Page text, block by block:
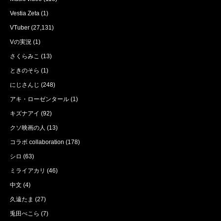
Vestia Zeta (1)
VTuber (27,131)
Vの実況 (1)
さくらみこ (13)
ときのそら (1)
にじさんじ (248)
アキ・ローゼンタール (1)
キズナアイ (92)
クソ映画の人 (13)
コラボ collaboration (178)
シロ (63)
ミライアカリ (46)
中文 (4)
久遠たま (27)
兎田ぺこら (7)